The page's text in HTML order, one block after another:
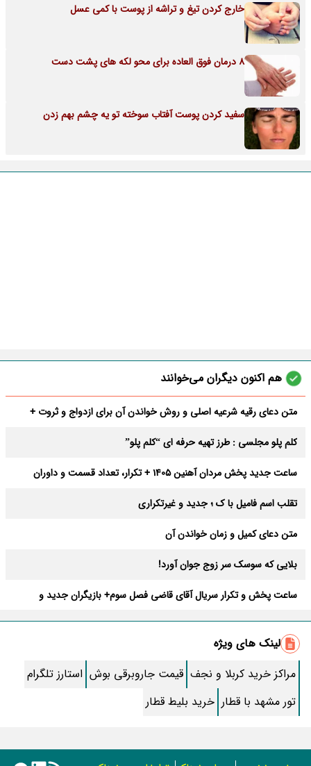
خارج کردن تیغ و تراشه از پوست با کمی عسل
8 درمان فوق العاده برای محو لکه های پشت دست
سفید کردن پوست آفتاب سوخته تو یه چشم بهم زدن
هم اکنون دیگران می‌خوانند
متن دعای رقیه شرعیه اصلی و روش خواندن آن برای ازدواج و ثروت +
کلم پلو مجلسی : طرز تهیه حرفه ای “کلم پلو”
ساعت جدید پخش مردان آهنین 1405 + تکرار، تعداد قسمت و داوران
تقلب اسم فامیل با ک ؛ جدید و غیرتکراری
متن دعای کمیل و زمان خواندن آن
بلایی که سوسک سر زوج جوان آورد!
ساعت پخش و تکرار سریال آقای قاضی فصل سوم+ بازیگران جدید و
طرز تهیه سالاد ماکارونی خانگی خوشمزه و لذیذ + آموزش تصویری
طرز تهیه پاستا با سس آلفردو و مرغ فوری + آموزش تصویری پنه
جواب کامل اسم فامیل با “س”
ماه قرمز نشانه آخر دنیا در آسمان ظاهر شد !
جملات زیبا برای بهترین پدر دنیا
لینک های ویژه
مراکز خرید کربلا و نجف قیمت جاروبرقی بوش استارز تلگرام
تور مشهد با قطار خرید بلیط قطار